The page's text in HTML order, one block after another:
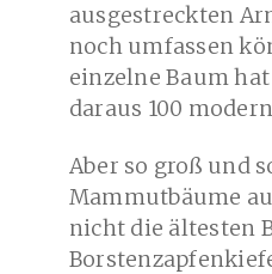
ausgestreckten
noch umfassen
einzelne Baum
daraus 100
Aber so groß und
Mammutbäume
nicht die ältesten